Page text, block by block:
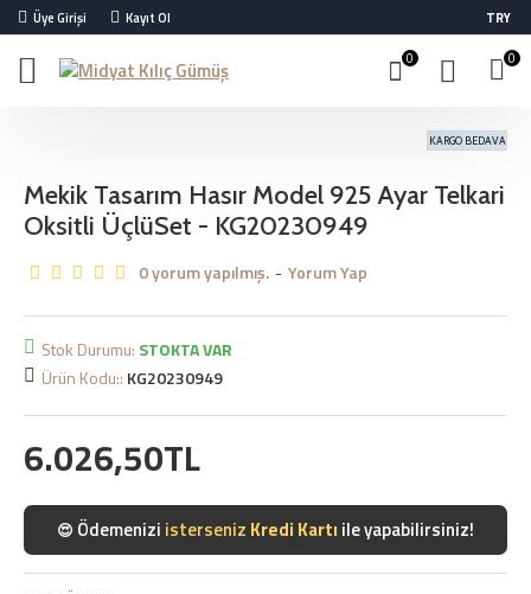
Üye Girişi Kayıt Ol TRY
0 0
KARGO BEDAVA
Mekik Tasarım Hasır Model 925 Ayar Telkari
Oksitli ÜçlüSet - KG20230949
😍 Ödemenizi isterseniz Kredi Kartı ile yapabilirsiniz!
0 yorum yapılmış. - Yorum Yap
6.026,50TL
Stok Durumu: STOKTA VAR
Ürün Kodu:: KG20230949